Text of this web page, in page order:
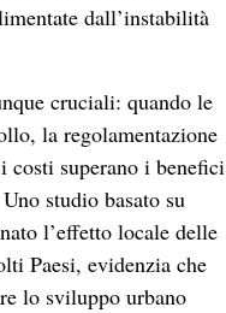
dall’instabilità
cruciali: quando le
la regolamentazione
costi superano i benefici
studio basato su
l’effetto locale delle
Paesi, evidenzia che
lo sviluppo urbano